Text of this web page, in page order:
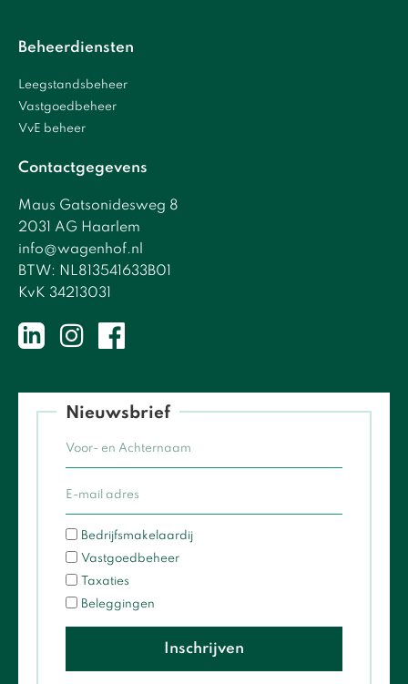
Beheerdiensten
Leegstandsbeheer
Vastgoedbeheer
VvE beheer
Contactgegevens
Maus Gatsonidesweg 8
2031 AG Haarlem
info@wagenhof.nl
BTW: NL813541633B01
KvK 34213031
Nieuwsbrief
Bedrijfsmakelaardij
Vastgoedbeheer
Taxaties
Beleggingen
Inschrijven